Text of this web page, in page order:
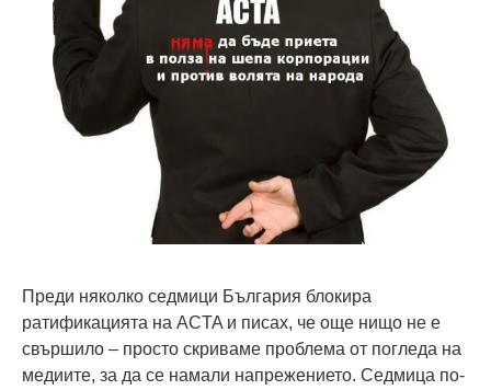
Преди няколко седмици България блокира
ратификацията на ACTA и писах, че още нищо не е
свършило – просто скриваме проблема от погледа на
медиите, за да се намали напрежението. Седмица по-